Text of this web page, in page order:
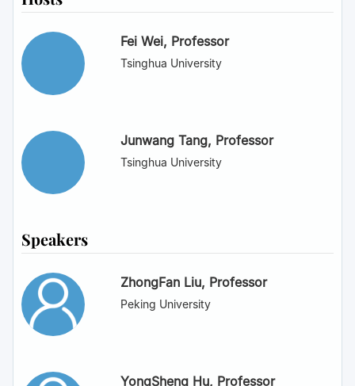
Fei Wei, Professor
Tsinghua University
Junwang Tang, Professor
Tsinghua University
Speakers
ZhongFan Liu, Professor
Peking University
YongSheng Hu, Professor